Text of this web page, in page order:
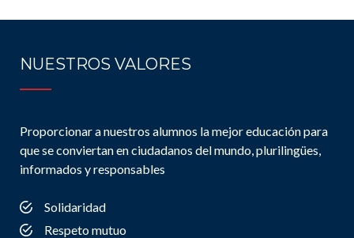
NUESTROS VALORES
Proporcionar a nuestros alumnos la mejor educación para
que se conviertan en ciudadanos del mundo, plurilingües,
informados y responsables
Solidaridad
Respeto mutuo